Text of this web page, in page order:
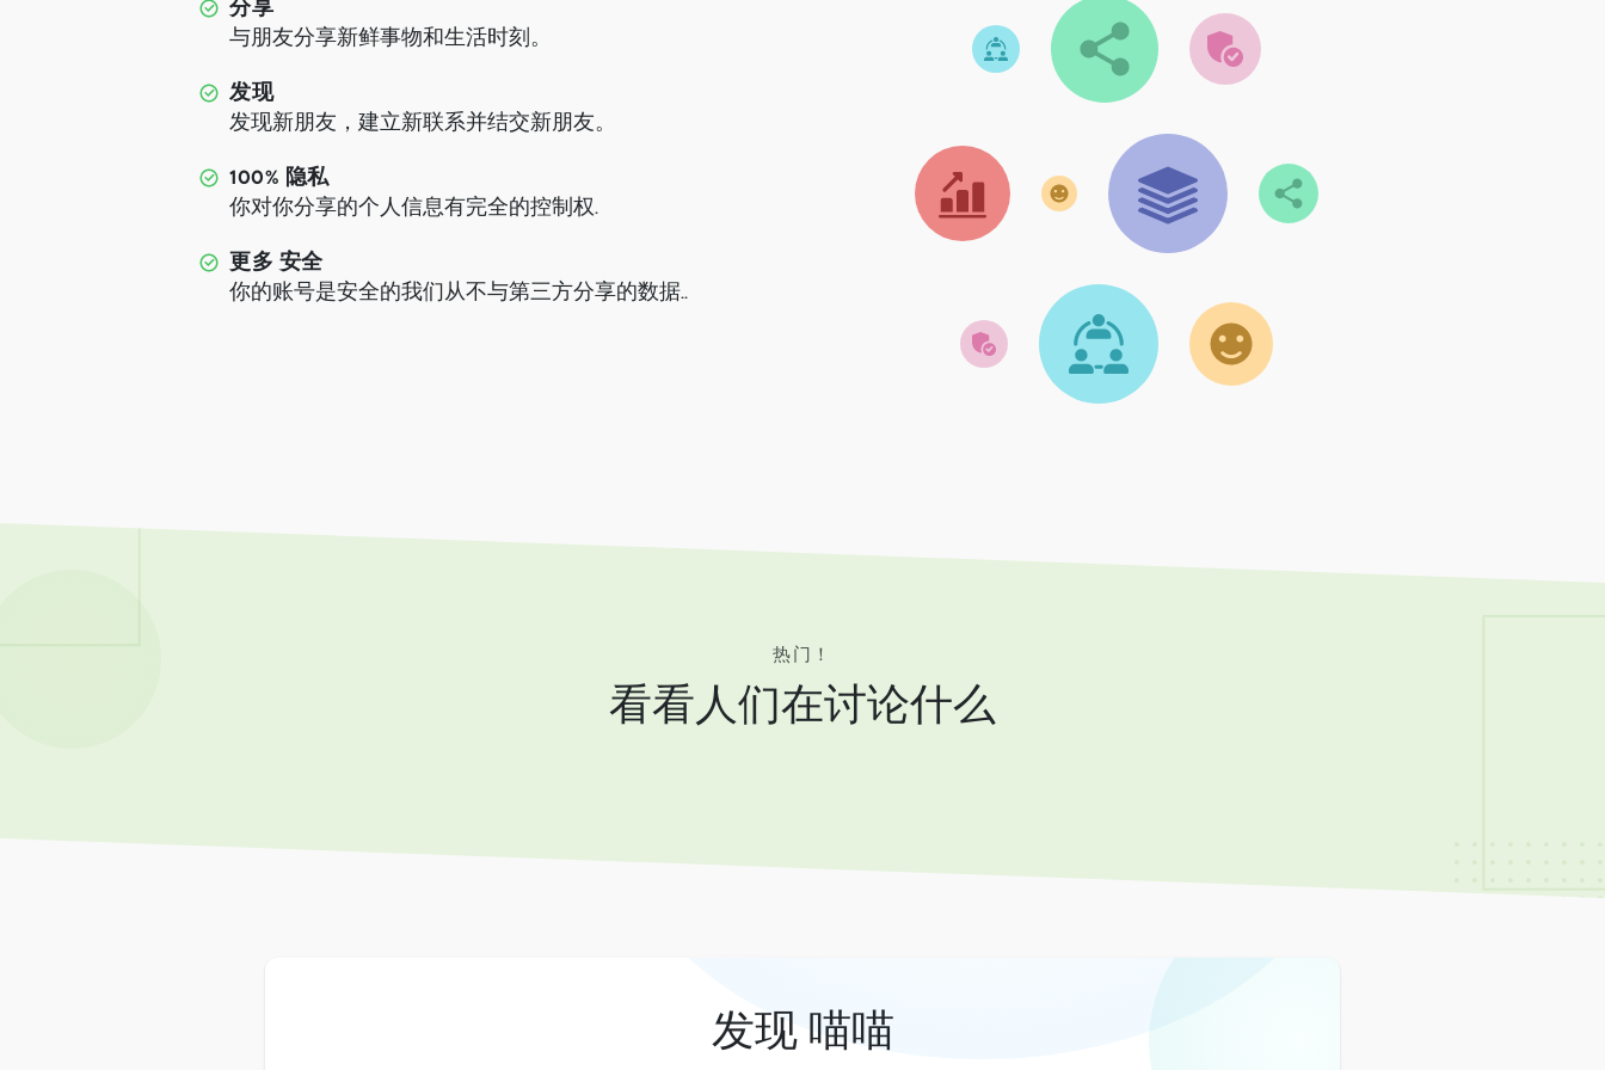
分享
与朋友分享新鲜事物和生活时刻。
发现
发现新朋友，建立新联系并结交新朋友。
100% 隐私
你对你分享的个人信息有完全的控制权.
更多 安全
你的账号是安全的我们从不与第三方分享的数据..
热门！
看看人们在讨论什么
发现 喵喵